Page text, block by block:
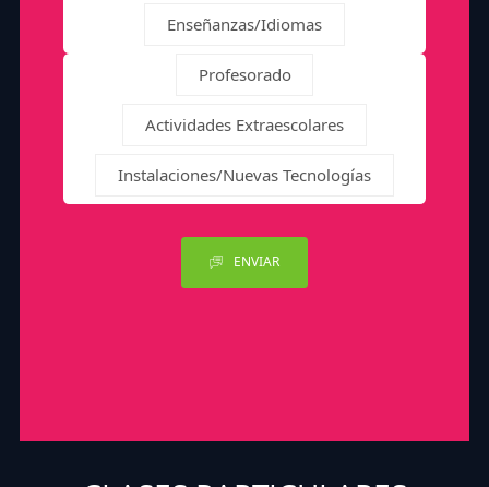
Enseñanzas/Idiomas
Profesorado
Actividades Extraescolares
Instalaciones/Nuevas Tecnologías
ENVIAR